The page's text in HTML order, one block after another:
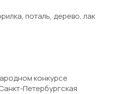
поталь, дерево, лак
конкурсе
Петербургская